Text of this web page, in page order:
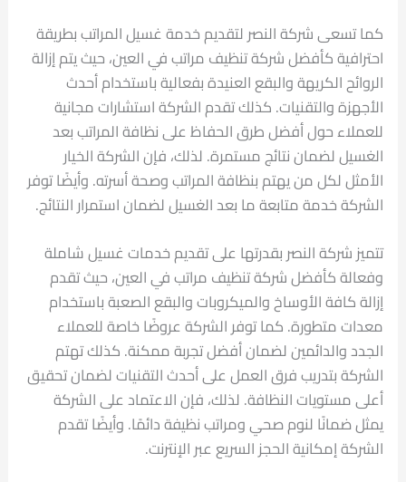
كما تسعى شركة النصر لتقديم خدمة غسيل المراتب بطريقة
احترافية كأفضل شركة تنظيف مراتب في العين، حيث يتم إزالة
الروائح الكريهة والبقع العنيدة بفعالية باستخدام أحدث
الأجهزة والتقنيات. كذلك تقدم الشركة استشارات مجانية
للعملاء حول أفضل طرق الحفاظ على نظافة المراتب بعد
الغسيل لضمان نتائج مستمرة. لذلك، فإن الشركة الخيار
الأمثل لكل من يهتم بنظافة المراتب وصحة أسرته. وأيضًا توفر
الشركة خدمة متابعة ما بعد الغسيل لضمان استمرار النتائج.
تتميز شركة النصر بقدرتها على تقديم خدمات غسيل شاملة
وفعالة كأفضل شركة تنظيف مراتب في العين، حيث تقدم
إزالة كافة الأوساخ والميكروبات والبقع الصعبة باستخدام
معدات متطورة. كما توفر الشركة عروضًا خاصة للعملاء
الجدد والدائمين لضمان أفضل تجربة ممكنة. كذلك تهتم
الشركة بتدريب فرق العمل على أحدث التقنيات لضمان تحقيق
أعلى مستويات النظافة. لذلك، فإن الاعتماد على الشركة
يمثل ضمانًا لنوم صحي ومراتب نظيفة دائمًا. وأيضًا تقدم
الشركة إمكانية الحجز السريع عبر الإنترنت.